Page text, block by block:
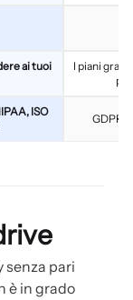
ai tuoi
I piani
ISO
GDPR,
senza pari
è in grado